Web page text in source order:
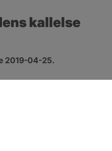
kallelse
2019-04-25.
i nytt fönster.